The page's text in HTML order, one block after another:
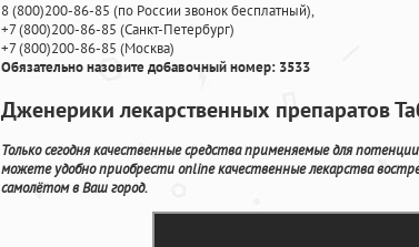
8(800)200-86-85 (по России звонок бесплатный),
+7(800)200-86-85 (Санкт-Петербург)
+7(800)200-86-85 (Москва)
Обязательно назовите добавочный номер: 3533
Дженерики лекарственных препаратов
Только сегодня качественные средства применяемые для
можете удобно приобрести online качественные лекарства
самолётом в Ваш город.